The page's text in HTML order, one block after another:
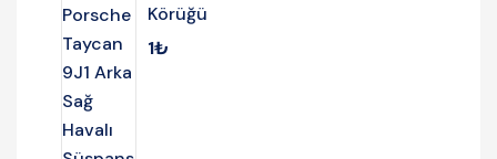
Körüğü
1₺